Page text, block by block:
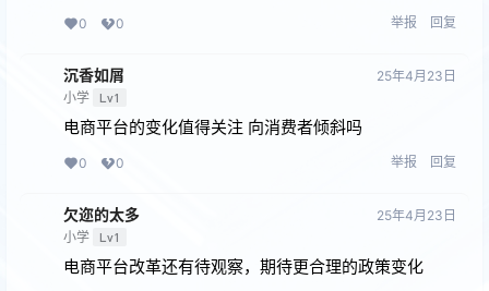
0 0 举报 回复
沉香如屑
小学 Lv1
25年4月23日
电商平台的变化值得关注 向消费者倾斜吗
0 0 举报 回复
欠迩的太多
小学 Lv1
25年4月23日
电商平台改革还有待观察，期待更合理的政策变化